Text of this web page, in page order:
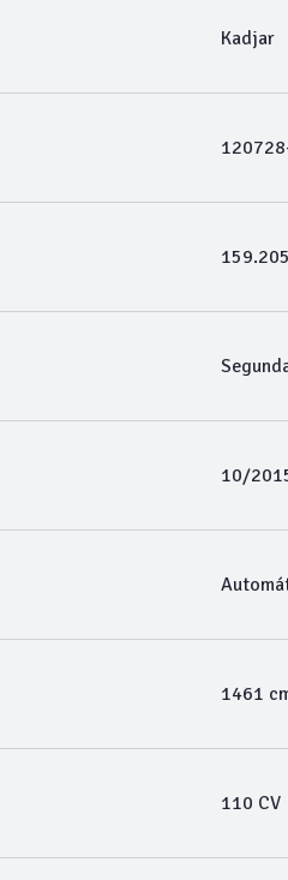
Kadjar
10/
1461
110 CV